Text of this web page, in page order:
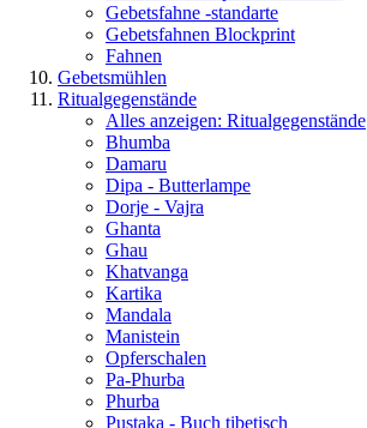
Gebetsfahne -standarte
Gebetsfahnen Blockprint
Fahnen
Gebetsmühlen
Ritualgegenstände
Alles anzeigen: Ritualgegenstände
Bhumba
Damaru
Dipa - Butterlampe
Dorje - Vajra
Ghanta
Ghau
Khatvanga
Kartika
Mandala
Manistein
Opferschalen
Pa-Phurba
Phurba
Pustaka - Buch tibetisch